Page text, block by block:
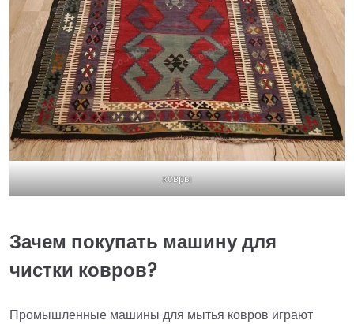
ковры
Зачем покупать машину для
чистки ковров?
Промышленные машины для мытья ковров играют